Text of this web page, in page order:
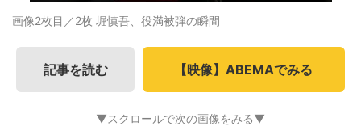
画像2枚目／2枚 堀慎吾、役満被弾の瞬間
記事を読む 【映像】ABEMAでみる
▼スクロールで次の画像をみる▼